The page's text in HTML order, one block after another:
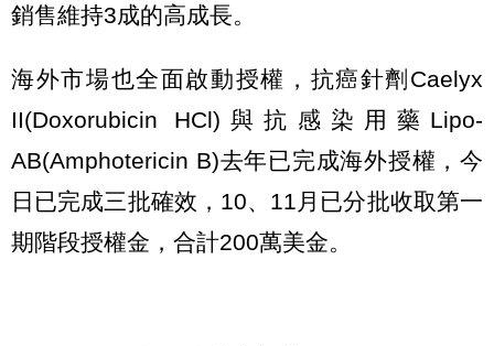
銷售維持3成的高成長。
海外市場也全面啟動授權，抗癌針劑Caelyx
II(Doxorubicin HCl)與抗感染用藥Lipo-
AB(Amphotericin B)去年已完成海外授權，今
日已完成三批確效，10、11月已分批收取第一
期階段授權金，合計200萬美金。